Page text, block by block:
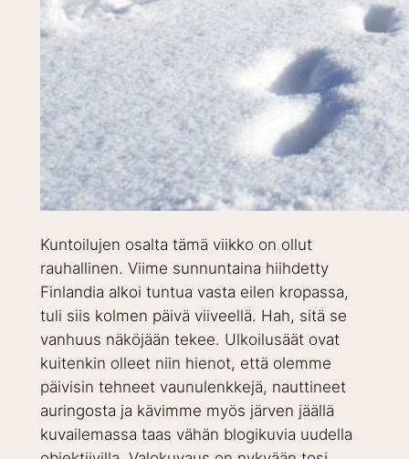
Kuntoilujen osalta tämä viikko on ollut
rauhallinen. Viime sunnuntaina hiihdetty
Finlandia alkoi tuntua vasta eilen kropassa,
tuli siis kolmen päivä viiveellä. Hah, sitä se
vanhuus näköjään tekee. Ulkoilusäät ovat
kuitenkin olleet niin hienot, että olemme
päivisin tehneet vaunulenkkejä, nauttineet
auringosta ja kävimme myös järven jäällä
kuvailemassa taas vähän blogikuvia uudella